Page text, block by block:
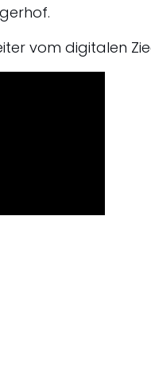
vom digitalen